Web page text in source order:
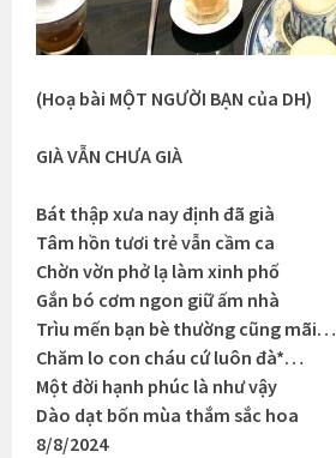
(Hoạ bài MỘT NGƯỜI BẠN của DH)
GIÀ VẪN CHƯA GIÀ
Bát thập xưa nay định đã già
Tâm hồn tươi trẻ vẫn cầm ca
Chờn vờn phở lạ làm xinh phố
Gắn bó cơm ngon giữ ấm nhà
Trìu mến bạn bè thường cũng mãi…
Chăm lo con cháu cứ luôn đà*…
Một đời hạnh phúc là như vậy
Dào dạt bốn mùa thắm sắc hoa
8/8/2024